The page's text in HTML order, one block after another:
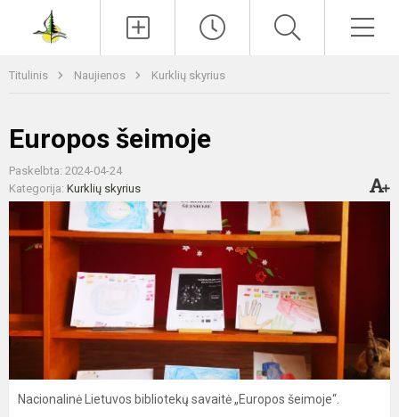
Titulinis Naujienos Kurklių skyrius
Europos šeimoje
Paskelbta: 2024-04-24
Kategorija: Kurklių skyrius
Nacionalinė Lietuvos bibliotekų savaitė „Europos šeimoje“.